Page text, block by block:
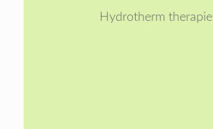
Hydrotherm therapie